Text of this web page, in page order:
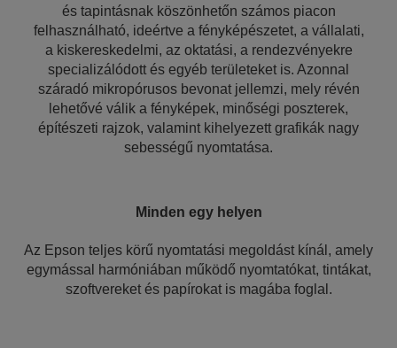
és tapintásnak köszönhetőn számos piacon
felhasználható, ideértve a fényképészetet, a vállalati,
a kiskereskedelmi, az oktatási, a rendezvényekre
specializálódott és egyéb területeket is. Azonnal
száradó mikropórusos bevonat jellemzi, mely révén
lehetővé válik a fényképek, minőségi poszterek,
építészeti rajzok, valamint kihelyezett grafikák nagy
sebességű nyomtatása.
Minden egy helyen
Az Epson teljes körű nyomtatási megoldást kínál, amely
egymással harmóniában működő nyomtatókat, tintákat,
szoftvereket és papírokat is magába foglal.